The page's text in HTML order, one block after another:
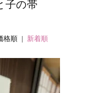
子の帯
格順 | 新着順